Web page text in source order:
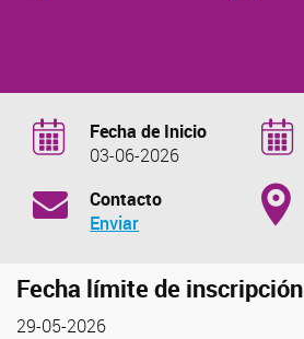
Fecha de Inicio
03-06-2026
Contacto
Enviar
Fecha límite de inscripción
29-05-2026